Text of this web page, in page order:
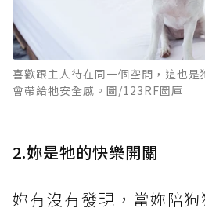
喜歡跟主人待在同一個空間，這也
會帶給牠安全感。圖/123RF圖庫
2.妳是牠的快樂開關
妳有沒有發現，當妳陪